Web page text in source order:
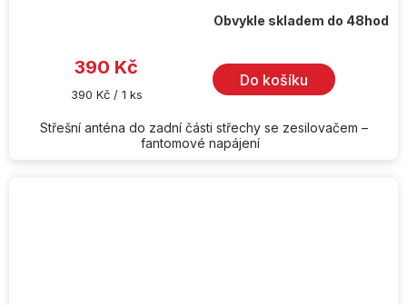
Obvykle skladem do 48hod
390 Kč
Měrná
390 Kč / 1 ks
Do košíku
Střešní anténa do zadní části střechy se zesilovačem –
fantomové napájení